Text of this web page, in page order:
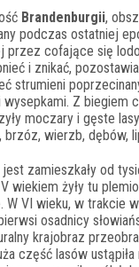
Brandenburgii,
podczas ostatniej
przez cofające się
i znikać,
strumieni
wysepkami. Z biegiem
moczary i gęste
brzóz, wierzb, dębów,
jest zamieszkały od
wiekiem żyły tu
W VI wieku, w trakcie
osadnicy
krajobraz
część lasów